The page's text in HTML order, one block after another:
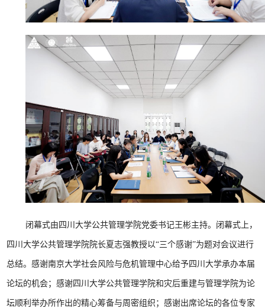
闭幕式由四川大学公共管理学院党委书记王彬主持。闭幕式上，
四川大学公共管理学院院长夏志强教授以“三个感谢”为题对会议进行
总结。感谢南京大学社会风险与危机管理中心给予四川大学承办本届
论坛的机会；感谢四川大学公共管理学院和灾后重建与管理学院为论
坛顺利举办所作出的精心筹备与周密组织；感谢出席论坛的各位专家